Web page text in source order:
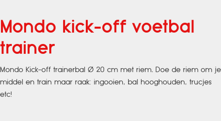
Mondo kick-off voetbal
trainer
Mondo Kick-off trainerbal Ø 20 cm met riem. Doe de riem om je
middel en train maar raak: ingooien, bal hooghouden, trucjes
etc!